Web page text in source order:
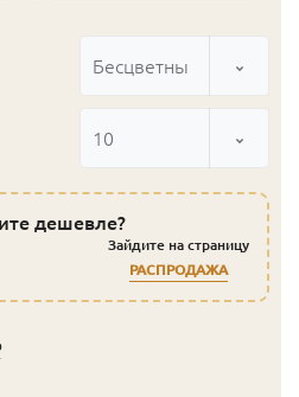
Бесцветный
10
дешевле?
Зайдите на страницу
РАСПРОДАЖА